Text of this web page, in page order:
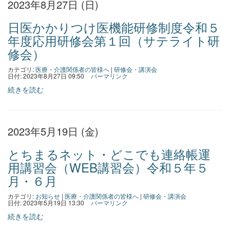
2023年8月27日 (日)
日医かかりつけ医機能研修制度令和５
年度応用研修会第１回（サテライト研
修会）
カテゴリ:医療・介護関係者の皆様へ | 研修会・講演会
日付: 2023年8月27日 09:50 パーマリンク
続きを読む
2023年5月19日 (金)
とちまるネット・どこでも連絡帳運
用講習会（WEB講習会）令和５年５
月・６月
カテゴリ: お知らせ | 医療・介護関係者の皆様へ | 研修会・講演会
日付: 2023年5月19日 13:30 パーマリンク
続きを読む